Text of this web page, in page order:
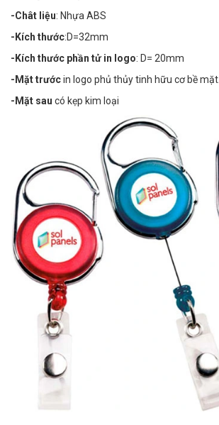
-Chât liệu: Nhựa ABS
-Kích thước:D=32mm
-Kích thước phần tử in logo: D= 20mm
-Mặt trướcin logo phủ thủy tinh hữu cơ bề mặt.
-Mặt sau có kẹp kim loại